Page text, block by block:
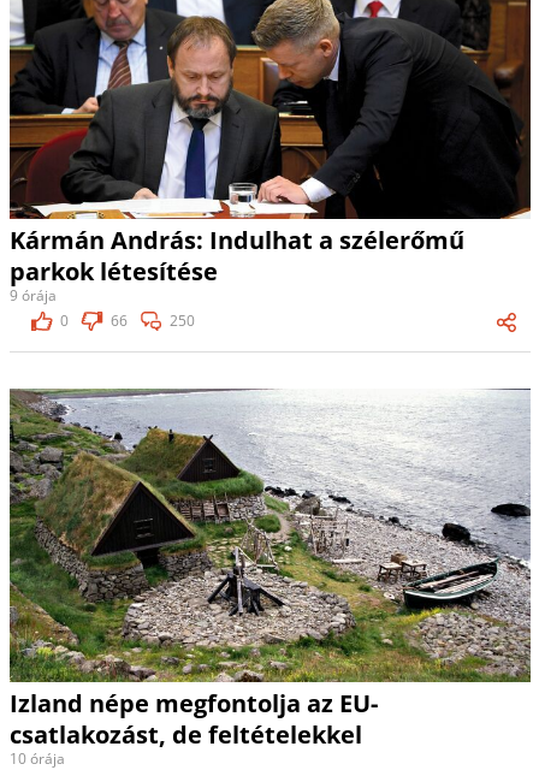
Kármán András: Indulhat a szélerőmű
parkok létesítése
9 órája
0
66 250
Izland népe megfontolja az EU-
csatlakozást, de feltételekkel
10 órája